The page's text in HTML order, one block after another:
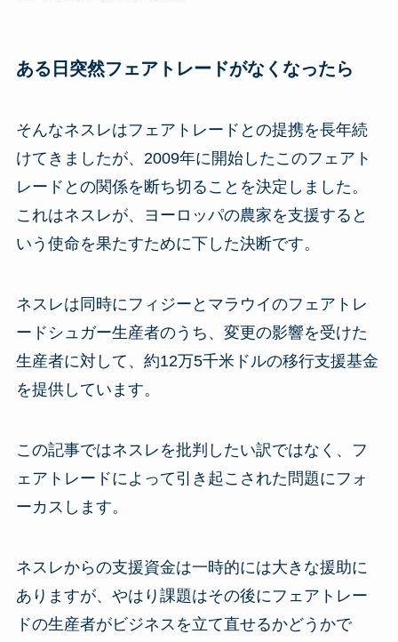
ある日突然フェアトレードがなくなったら
そんなネスレはフェアトレードとの提携を長年続
けてきましたが、2009年に開始したこのフェアト
レードとの関係を断ち切ることを決定しました。
これはネスレが、ヨーロッパの農家を支援すると
いう使命を果たすために下した決断です。
ネスレは同時にフィジーとマラウイのフェアトレ
ードシュガー生産者のうち、変更の影響を受けた
生産者に対して、約12万5千米ドルの移行支援基金
を提供しています。
この記事ではネスレを批判したい訳ではなく、フ
ェアトレードによって引き起こされた問題にフォ
ーカスします。
ネスレからの支援資金は一時的には大きな援助に
ありますが、やはり課題はその後にフェアトレー
ドの生産者がビジネスを立て直せるかどうかで